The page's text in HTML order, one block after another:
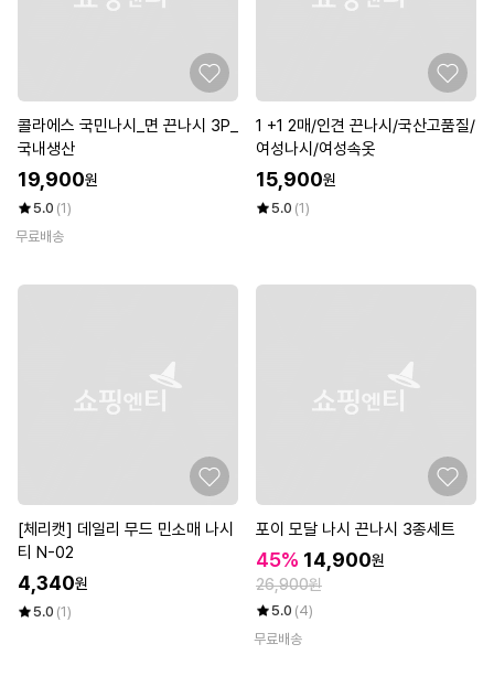
콜라에스 국민나시_면 끈나시 3P_
국내생산
19,900원
5.0 (1)
무료배송
1 +1 2매/인견 끈나시/국산고품질/
여성나시/여성속옷
15,900원
5.0 (1)
[체리캣] 데일리 무드 민소매 나시
티 N-02
4,340원
5.0 (1)
포이 모달 나시 끈나시 3종세트
45% 14,900원
26,900원
5.0 (4)
무료배송